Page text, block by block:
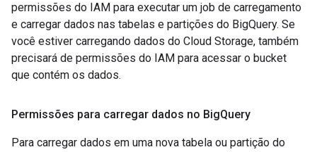
permissões do IAM para executar um job de carregamento
e carregar dados nas tabelas e partições do BigQuery. Se
você estiver carregando dados do Cloud Storage, também
precisará de permissões do IAM para acessar o bucket
que contém os dados.
Permissões para carregar dados no BigQuery
Para carregar dados em uma nova tabela ou partição do